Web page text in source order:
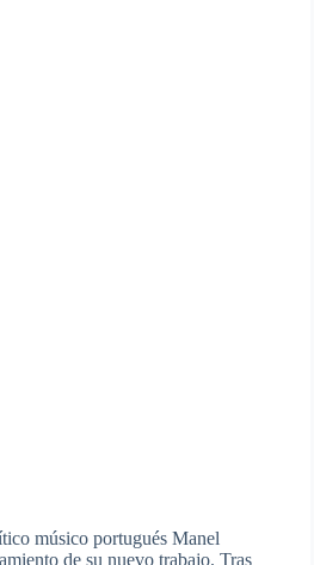
músico portugués Manel
de su nuevo trabajo. Tras